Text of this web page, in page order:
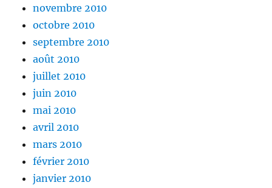
novembre 2010
octobre 2010
septembre 2010
août 2010
juillet 2010
juin 2010
mai 2010
avril 2010
mars 2010
février 2010
janvier 2010